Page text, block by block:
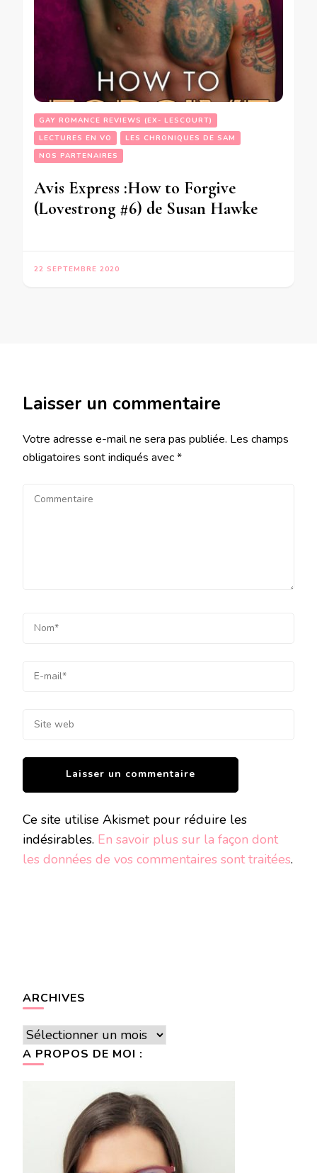
GAY ROMANCE REVIEWS (EX- LESCOURT)
LECTURES EN VO
LES CHRONIQUES DE SAM
NOS PARTENAIRES
Avis Express :How to Forgive
(Lovestrong #6) de Susan Hawke
22 SEPTEMBRE 2020
Laisser un commentaire
Votre adresse e-mail ne sera pas publiée. Les champs
obligatoires sont indiqués avec*
Ce site utilise Akismet pour réduire les
indésirables. En savoir plus sur la façon dont
les données de vos commentaires sont traitées.
ARCHIVES
Archives
A PROPOS DE MOI :